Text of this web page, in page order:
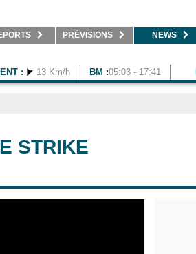
PRÉVISIONS NEWS
: 13 Km/h BM :05:03 - 17:41
STRIKE